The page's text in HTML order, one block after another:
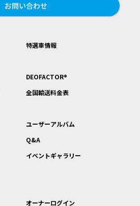
お問い合わせ
特選車情報
DEOFACTOR®
全国輸送料金表
ユーザーアルバム
Q&A
イベントギャラリー
オーナーログイン